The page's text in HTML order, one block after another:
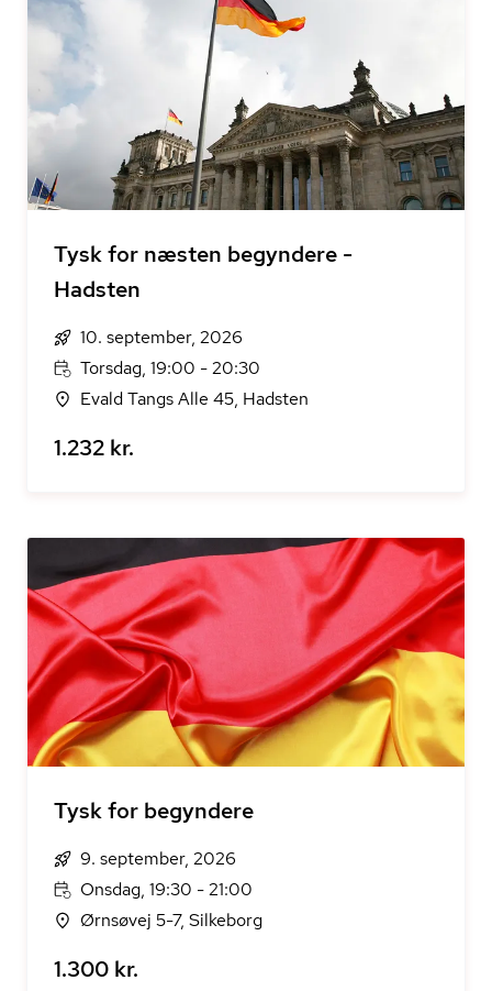
Tysk for næsten begyndere -
Hadsten
10. september, 2026
Torsdag, 19:00 - 20:30
Evald Tangs Alle 45, Hadsten
1.232 kr.
Tysk for begyndere
9. september, 2026
Onsdag, 19:30 - 21:00
Ørnsøvej 5-7, Silkeborg
1.300 kr.